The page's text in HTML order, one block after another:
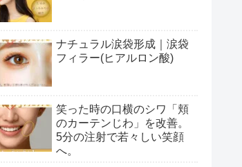
ナチュラル涙袋形成｜涙袋
フィラー(ヒアルロン酸)
笑った時の口横のシワ「頬
のカーテンじわ」を改善。
5分の注射で若々しい笑顔
へ。